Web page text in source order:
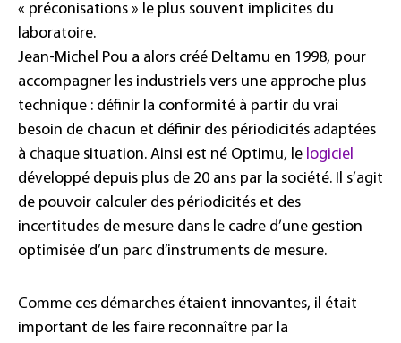
« préconisations » le plus souvent implicites du
laboratoire.
Jean-Michel Pou a alors créé Deltamu en 1998, pour
accompagner les industriels vers une approche plus
technique : définir la conformité à partir du vrai
besoin de chacun et définir des périodicités adaptées
à chaque situation. Ainsi est né Optimu, le logiciel
développé depuis plus de 20 ans par la société. Il s’agit
de pouvoir calculer des périodicités et des
incertitudes de mesure dans le cadre d’une gestion
optimisée d’un parc d’instruments de mesure.
Comme ces démarches étaient innovantes, il était
important de les faire reconnaître par la